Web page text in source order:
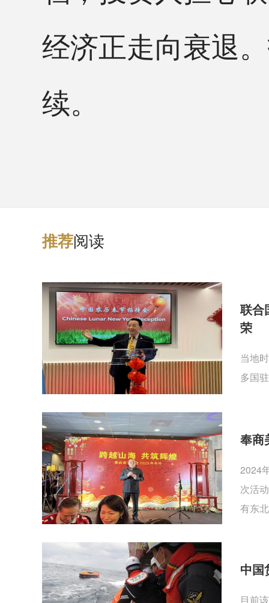
经济正走向衰退
续。
推荐阅读
联合
荣
当地
多国
奉商
2024
次活
有东
中国
目前